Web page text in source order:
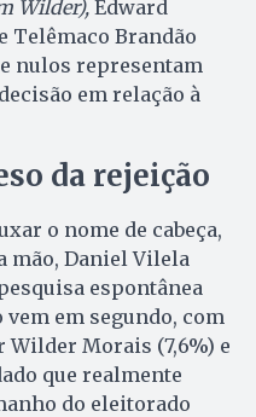
Wilder), Edward
Telêmaco Brandão
nulos representam
em relação à
da rejeição
o nome de cabeça,
mão, Daniel Vilela
espontânea
em segundo, com
Wilder Morais (7,6%) e
que realmente
do eleitorado